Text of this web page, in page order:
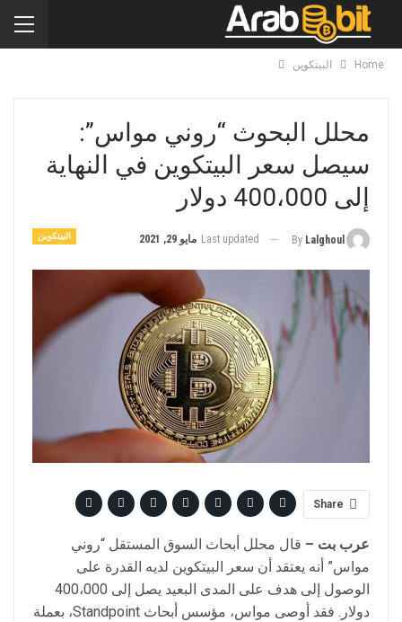
Home البيتكوين
محلل البحوث “روني مواس”:
سيصل سعر البيتكوين في النهاية
إلى 400،000 دولار
البيتكوين By Lalghoul
Last updated مايو 29, 2021
Share
عرب بت – قال محلل أبحاث السوق المستقل “روني
مواس” أنه يعتقد أن سعر البيتكوين لديه القدرة على
الوصول إلى هدف على المدى البعيد يصل إلى 400،000
دولار. فقد أوصى مواس، مؤسس أبحاث Standpoint، بعملة